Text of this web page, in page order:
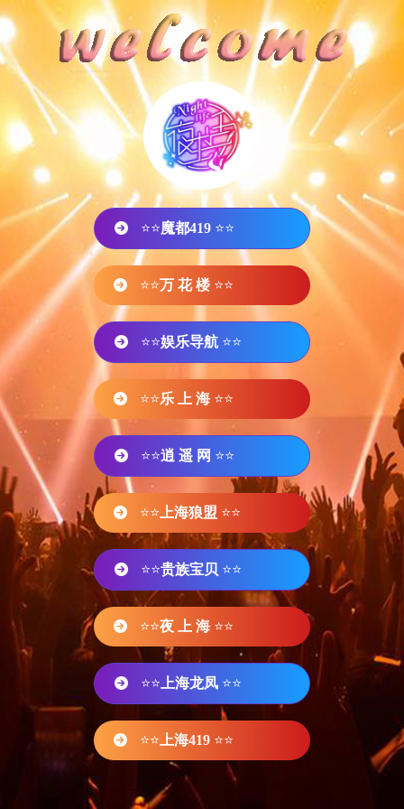
⭐⭐魔都419 ⭐⭐
⭐⭐万 花 楼 ⭐⭐
⭐⭐娱乐导航 ⭐⭐
⭐⭐乐 上 海 ⭐⭐
⭐⭐逍 遥 网 ⭐⭐
⭐⭐ 上海狼盟 ⭐⭐
⭐⭐贵族宝贝 ⭐⭐
⭐⭐夜 上 海 ⭐⭐
⭐⭐ 上海龙凤 ⭐⭐
⭐⭐ 上海419 ⭐⭐